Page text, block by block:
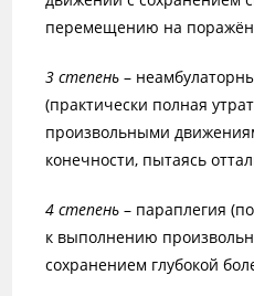
перемещению на
3 степень –
(практически полная
произвольными
конечности, пытаясь
4 степень – параплегия
к выполнению
сохранением глубокой